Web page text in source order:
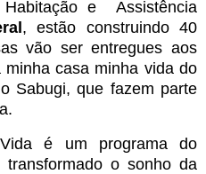
e Assistência
, estão construindo 40
vão ser entregues aos
casa minha vida do
Sabugi, que fazem parte
é um programa do
o sonho da